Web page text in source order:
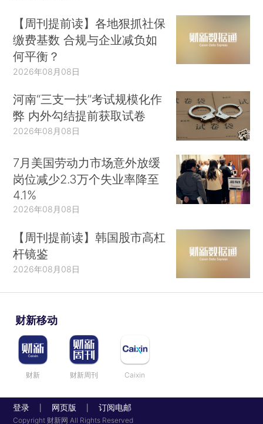
【周刊提前读】各地狠抓社保
缴费基数 合规与企业减负如
何平衡？
2026年08月08日
河南“三支一扶”考试规模化作
弊 内外勾结提前获取试卷
2026年08月08日
7月美国劳动力市场意外放缓
岗位减少2.3万个失业率降至
4.1%
2026年08月08日
【周刊提前读】韩国股市高杠
杆镜鉴
2026年08月08日
财新移动
财新 财新周刊 Caixin
登录 网页版 订阅电邮
Copyright 财新网 All Rights Reserved